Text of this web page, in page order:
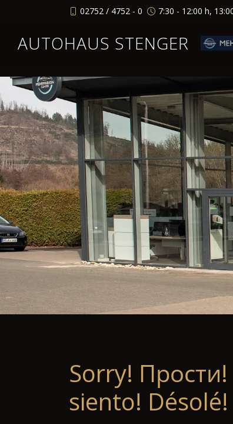
02752 / 4752 - 0 7:30 - 12:00 h,
AUTOHAUS STENGER
Sorry!
siento! Désolé!